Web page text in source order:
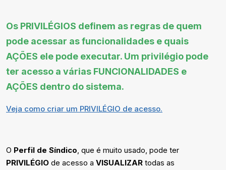
Os PRIVILÉGIOS definem as regras de quem
pode acessar as funcionalidades e quais
AÇÕES ele pode executar. Um privilégio pode
ter acesso a várias FUNCIONALIDADES e
AÇÕES dentro do sistema.
Veja como criar um PRIVILÉGIO de acesso.
O Perfil de Síndico, que é muito usado, pode ter
PRIVILÉGIO de acesso a VISUALIZAR todas as